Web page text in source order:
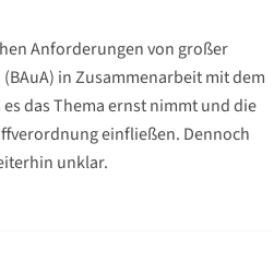
Anforderungen von großer
in Zusammenarbeit mit dem
das Thema ernst nimmt und die
einfließen. Dennoch
unklar.